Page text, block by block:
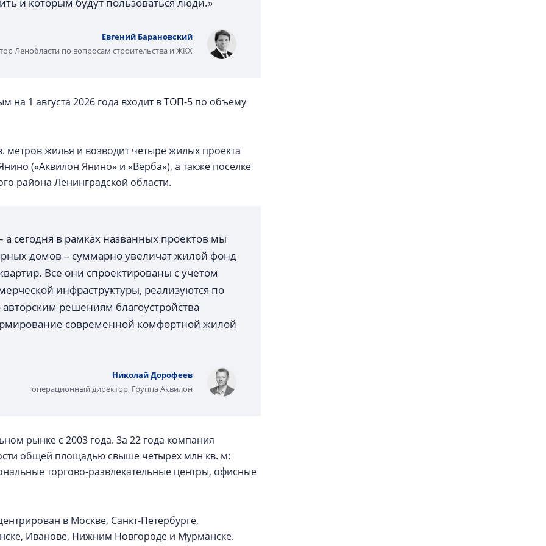
Евгений Барановский
Ленобласти по вопросам строительства и ЖКХ
1 августа 2026 года входит в ТОП-5 по объему
метров жилья и возводит четыре жилых проекта
(«Аквилон Янино» и «Верба»), а также поселке
района Ленинградской области.
сегодня в рамках названных проектов мы
домов – суммарно увеличат жилой фонд
Все они спроектированы с учетом
инфраструктуры, реализуются по
решениям благоустройства
современной комфортной жилой
Николай Дорофеев
операционный директор, Группа Аквилон
рынке с 2003 года. За 22 года компания
общей площадью свыше четырех млн кв. м:
торгово-развлекательные центры, офисные
в Москве, Санкт-Петербурге,
Иванове, Нижним Новгороде и Мурманске.